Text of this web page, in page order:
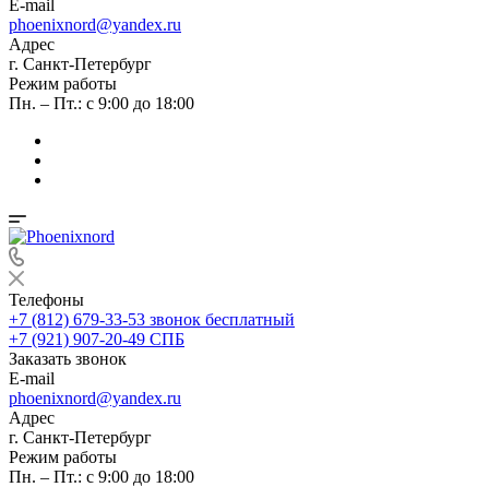
E-mail
phoenixnord@yandex.ru
Адрес
г. Санкт-Петербург
Режим работы
Пн. – Пт.: с 9:00 до 18:00
Телефоны
+7 (812) 679-33-53 звонок бесплатный
+7 (921) 907-20-49 СПБ
Заказать звонок
E-mail
phoenixnord@yandex.ru
Адрес
г. Санкт-Петербург
Режим работы
Пн. – Пт.: с 9:00 до 18:00